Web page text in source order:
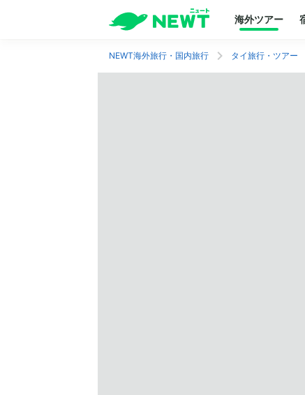
海外ツアー
NEWT海外旅行・国内旅行 タイ旅行・ツアー